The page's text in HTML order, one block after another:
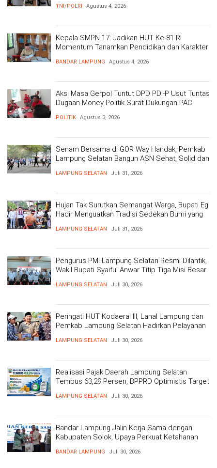
TNI/POLRI Agustus 4, 2026
Kepala SMPN 17: Jadikan HUT Ke-81 RI
Momentum Tanamkan Pendidikan dan Karakter
BANDAR LAMPUNG Agustus 4, 2026
Aksi Masa Gerpol Tuntut DPD PDI-P Usut Tuntas
Dugaan Money Politik Surat Dukungan PAC
POLITIK Agustus 3, 2026
Senam Bersama di GOR Way Handak, Pemkab
Lampung Selatan Bangun ASN Sehat, Solid dan
LAMPUNG SELATAN Juli 31, 2026
Hujan Tak Surutkan Semangat Warga, Bupati Egi
Hadir Menguatkan Tradisi Sedekah Bumi yang
LAMPUNG SELATAN Juli 31, 2026
Pengurus PMI Lampung Selatan Resmi Dilantik,
Wakil Bupati Syaiful Anwar Titip Tiga Misi Besar
LAMPUNG SELATAN Juli 30, 2026
Peringati HUT Kodaeral III, Lanal Lampung dan
Pemkab Lampung Selatan Hadirkan Pelayanan
LAMPUNG SELATAN Juli 30, 2026
Realisasi Pajak Daerah Lampung Selatan
Tembus 63,29 Persen, BPPRD Optimistis Target
LAMPUNG SELATAN Juli 30, 2026
Bandar Lampung Jalin Kerja Sama dengan
Kabupaten Solok, Upaya Perkuat Ketahanan
BANDAR LAMPUNG Juli 30, 2026